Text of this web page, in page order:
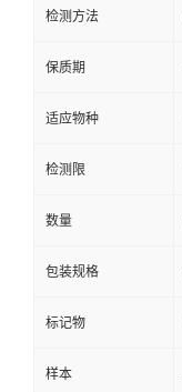
检测方法
保质期
适应物种
检测限
数量
包装规格
标记物
样本